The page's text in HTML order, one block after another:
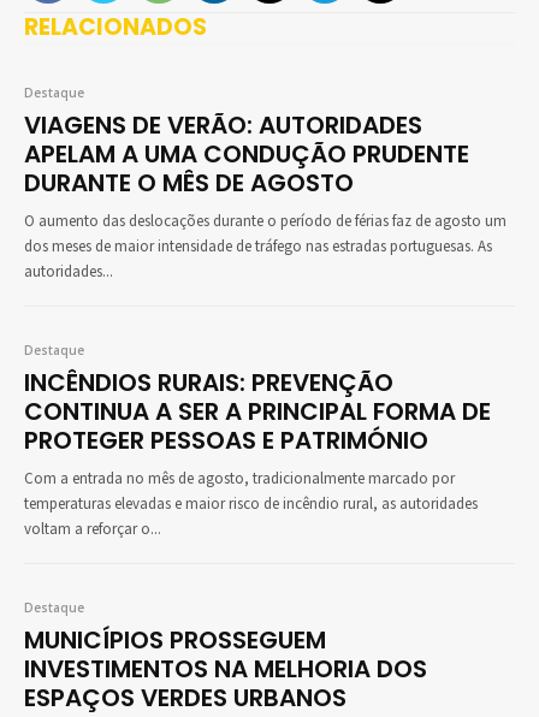
RELACIONADOS
Destaque
VIAGENS DE VERÃO: AUTORIDADES
APELAM A UMA CONDUÇÃO PRUDENTE
DURANTE O MÊS DE AGOSTO
O aumento das deslocações durante o período de férias faz de agosto um
dos meses de maior intensidade de tráfego nas estradas portuguesas. As
autoridades...
Destaque
INCÊNDIOS RURAIS: PREVENÇÃO
CONTINUA A SER A PRINCIPAL FORMA DE
PROTEGER PESSOAS E PATRIMÓNIO
Com a entrada no mês de agosto, tradicionalmente marcado por
temperaturas elevadas e maior risco de incêndio rural, as autoridades
voltam a reforçar o...
Destaque
MUNICÍPIOS PROSSEGUEM
INVESTIMENTOS NA MELHORIA DOS
ESPAÇOS VERDES URBANOS